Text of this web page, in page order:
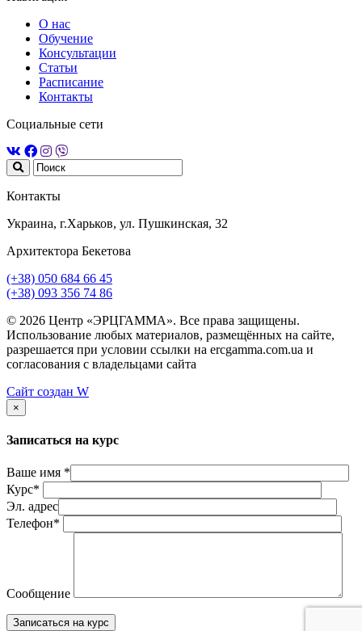
О нас
Обучение
Консультации
Статьи
Расписание
Контакты
Социальные сети
Контакты
Украина, г.Харьков, ул. Пушкинская, 32
Архитектора Бекетова
(+38) 050 684 66 45
(+38) 093 356 74 86
© 2026 Центр «ЭРЦГАММА». Все права защищены.
Использование любых материалов, размещённых на сайте,
разрешается при условии ссылки на ercgamma.com.ua и
согласования с владельцами сайта
Сайт создан W
×
Записаться на курс
Ваше имя *
Курс*
Эл. адрес
Телефон*
Сообщение